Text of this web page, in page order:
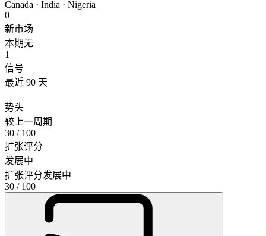
Canada · India · Nigeria
0
新市场
本期无
1
信号
最近 90 天
—
势头
较上一周期
30 / 100
扩张评分
发展中
扩张评分发展中
30 / 100